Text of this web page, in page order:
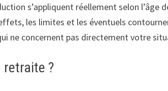
s’appliquent réellement selon l’âge
les limites et les éventuels
ne concernent pas directement votre
retraite ?